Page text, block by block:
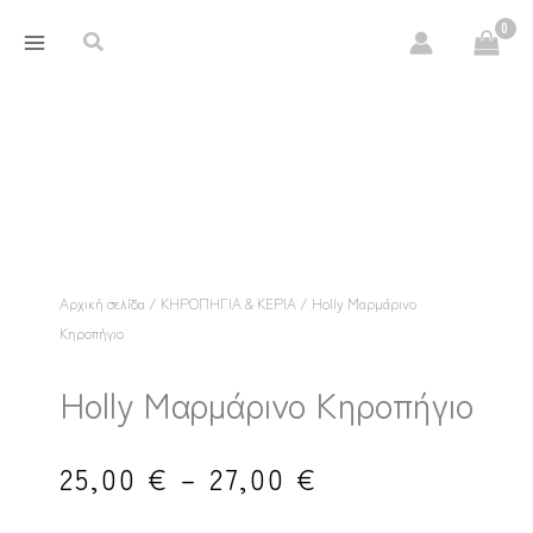
περιεχόμενο
στο
Αναζήτηση
Αρχική σελίδα / ΚΗΡΟΠΗΓΙΑ & ΚΕΡΙΑ / Holly Μαρμάρινο
Κηροπήγιο
Holly Μαρμάρινο Κηροπήγιο
25,00 € – 27,00 €